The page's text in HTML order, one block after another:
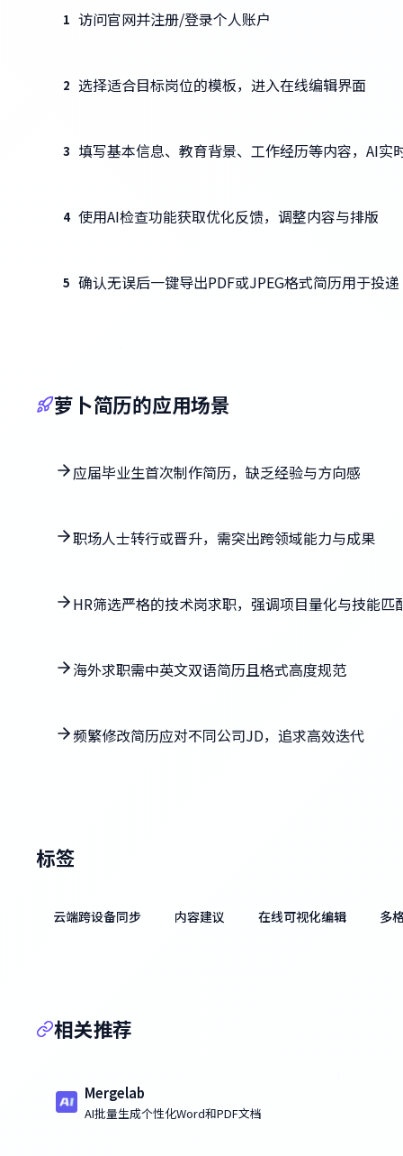
1 访问官网并注册/登录个人账户
2 选择适合目标岗位的模板，进入在线编辑界面
3 填写基本信息、教育背景、工作经历等内容，AI实
4 使用AI检查功能获取优化反馈，调整内容与排版
5 确认无误后一键导出PDF或JPEG格式简历用于投递
萝卜简历的应用场景
应届毕业生首次制作简历，缺乏经验与方向感
职场人士转行或晋升，需突出跨领域能力与成果
HR筛选严格的技术岗求职，强调项目量化与技能匹
海外求职需中英文双语简历且格式高度规范
频繁修改简历应对不同公司JD，追求高效迭代
标签
云端跨设备同步 内容建议 在线可视化编辑 多
相关推荐
Mergelab
AI批量生成个性化Word和PDF文档